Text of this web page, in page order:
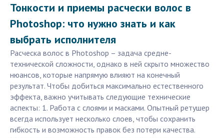
Тонкости и приемы расчески волос в
Photoshop: что нужно знать и как
выбрать исполнителя
Расческа волос в Photoshop – задача средне-
технической сложности, однако в ней скрыто множество
нюансов, которые напрямую влияют на конечный
результат. Чтобы добиться максимально естественного
эффекта, важно учитывать следующие технические
аспекты: 1. Работа с слоями и масками. Опытный ретушер
всегда использует несколько слоев, чтобы сохранить
гибкость и возможность правок без потери качества.